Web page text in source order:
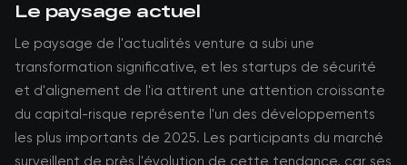
Le paysage actuel
Le paysage de l'actualités venture a subi une
transformation significative, et les startups de sécurité
et d'alignement de l'ia attirent une attention croissante
du capital-risque représente l'un des développements
les plus importants de 2025. Les participants du marché
surveillent de près l'évolution de cette tendance, car ses